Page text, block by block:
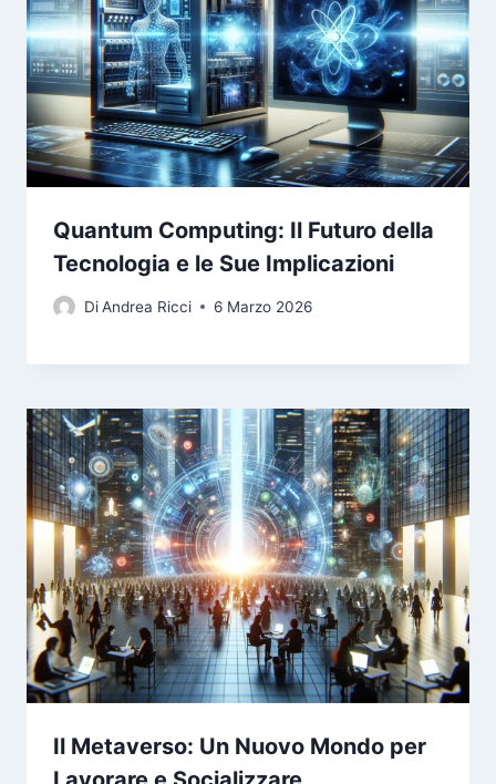
Quantum Computing: Il Futuro della
Tecnologia e le Sue Implicazioni
DiAndrea Ricci 6 Marzo 2026
Il Metaverso: Un Nuovo Mondo per